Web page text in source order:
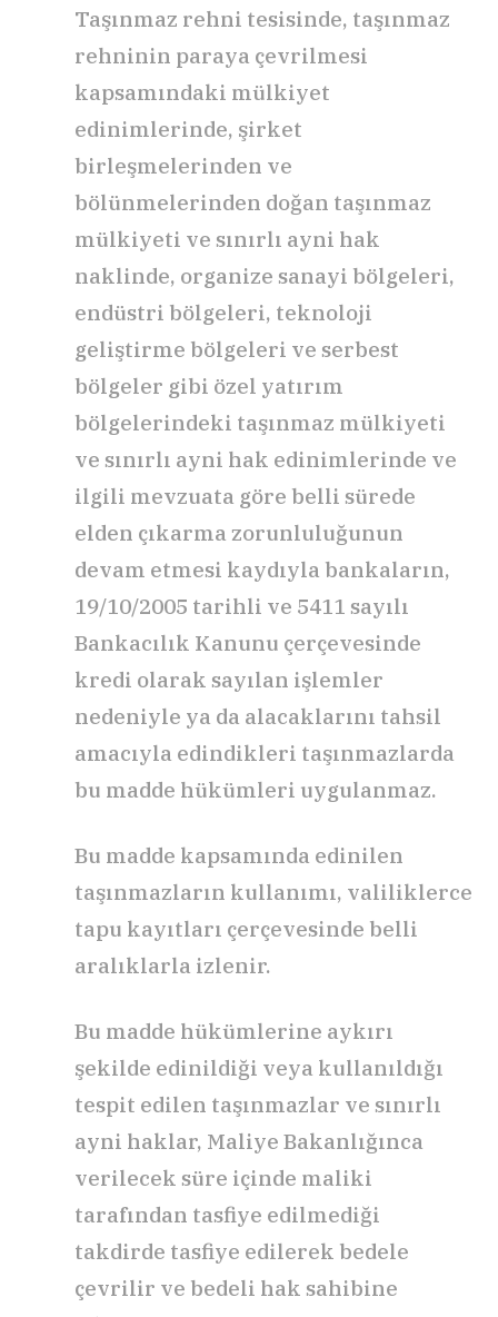
Taşınmaz rehni tesisinde, taşınmaz
rehninin paraya çevrilmesi
kapsamındaki mülkiyet
edinimlerinde, şirket
birleşmelerinden ve
bölünmelerinden doğan taşınmaz
mülkiyeti ve sınırlı ayni hak
naklinde, organize sanayi bölgeleri,
endüstri bölgeleri, teknoloji
geliştirme bölgeleri ve serbest
bölgeler gibi özel yatırım
bölgelerindeki taşınmaz mülkiyeti
ve sınırlı ayni hak edinimlerinde ve
ilgili mevzuata göre belli sürede
elden çıkarma zorunluluğunun
devam etmesi kaydıyla bankaların,
19/10/2005 tarihli ve 5411 sayılı
Bankacılık Kanunu çerçevesinde
kredi olarak sayılan işlemler
nedeniyle ya da alacaklarını tahsil
amacıyla edindikleri taşınmazlarda
bu madde hükümleri uygulanmaz.
Bu madde kapsamında edinilen
taşınmazların kullanımı, valiliklerce
tapu kayıtları çerçevesinde belli
aralıklarla izlenir.
Bu madde hükümlerine aykırı
şekilde edinildiği veya kullanıldığı
tespit edilen taşınmazlar ve sınırlı
ayni haklar, Maliye Bakanlığınca
verilecek süre içinde maliki
tarafından tasfiye edilmediği
takdirde tasfiye edilerek bedele
çevrilir ve bedeli hak sahibine